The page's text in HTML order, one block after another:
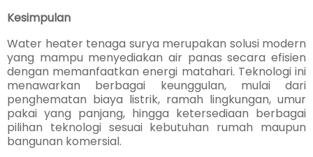
Kesimpulan
Water heater tenaga surya merupakan solusi modern
yang mampu menyediakan air panas secara efisien
dengan memanfaatkan energi matahari. Teknologi ini
menawarkan berbagai keunggulan, mulai dari
penghematan biaya listrik, ramah lingkungan, umur
pakai yang panjang, hingga ketersediaan berbagai
pilihan teknologi sesuai kebutuhan rumah maupun
bangunan komersial.